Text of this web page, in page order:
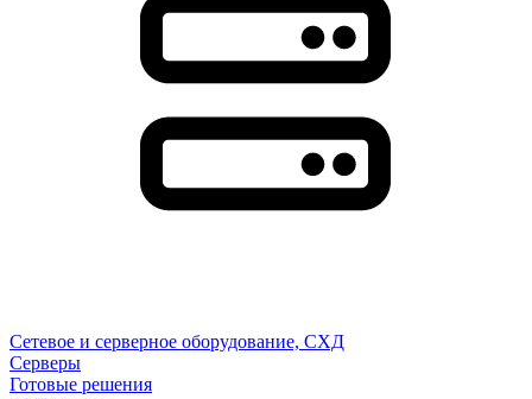
Сетевое и серверное оборудование, СХД
Cерверы
Готовые решения